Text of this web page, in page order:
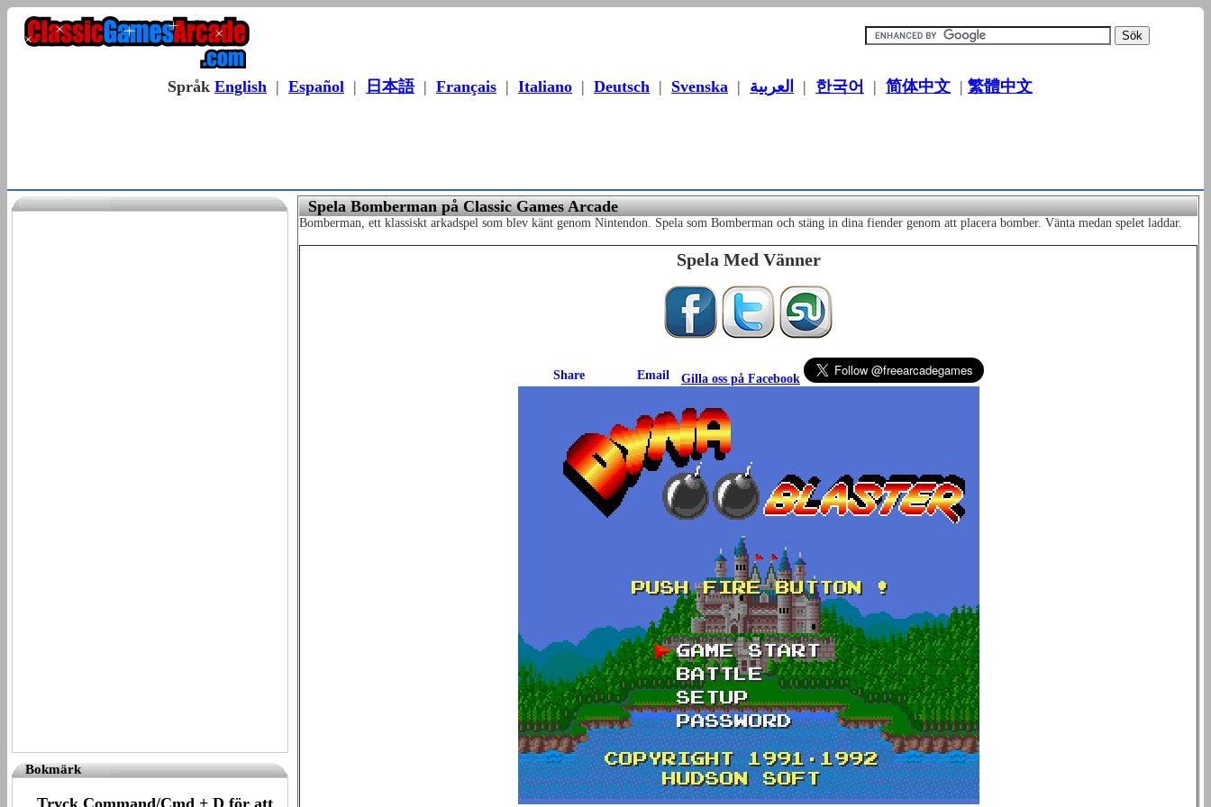
Språk English | Español | 日本語| Français | Italiano | Deutsch | Svenska | العربية | 한국어 | 简体中文 | 繁體中文
Bokmärk
Tryck Command/Cmd + D för att
Spela Bomberman på Classic Games Arcade
Bomberman, ett klassiskt arkadspel som blev känt genom Nintendon. Spela som Bomberman och stäng in dina fiender genom att placera bomber. Vänta medan spelet laddar.
Spela Med Vänner
Gilla oss på Facebook